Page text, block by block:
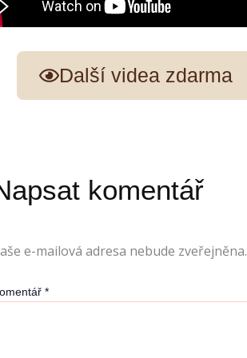
Další videa zdarma
komentář
e-mailová adresa nebude zveřejněna.
*